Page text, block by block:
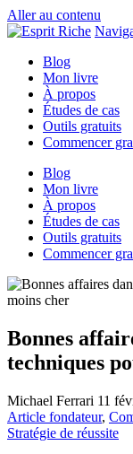
Aller au contenu
Blog
Mon livre
À propos
Études de cas
Outils gratuits
Commencer
Blog
Mon livre
À propos
Études de cas
Outils gratuits
Commencer
Bonnes
techniques
Michael Ferrari 11
Article fondateur,
Stratégie de réussite